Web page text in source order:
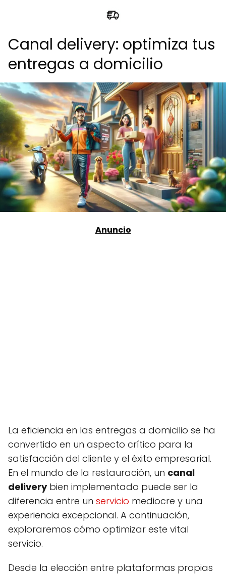
Canal delivery: optimiza tus
entregas a domicilio
La eficiencia en las entregas a domicilio se ha
convertido en un aspecto crítico para la
satisfacción del cliente y el éxito empresarial.
En el mundo de la restauración, un canal
deliverybien implementado puede ser la
diferencia entre un servicio mediocre y una
experiencia excepcional. A continuación,
exploraremos cómo optimizar este vital
servicio.
Desde la elección entre plataformas propias